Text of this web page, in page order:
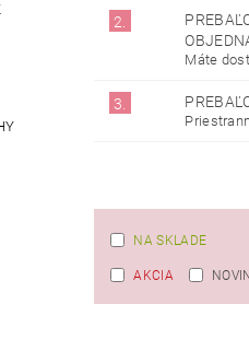
2.
Máte
3.
NA SKLADE
AKCIA